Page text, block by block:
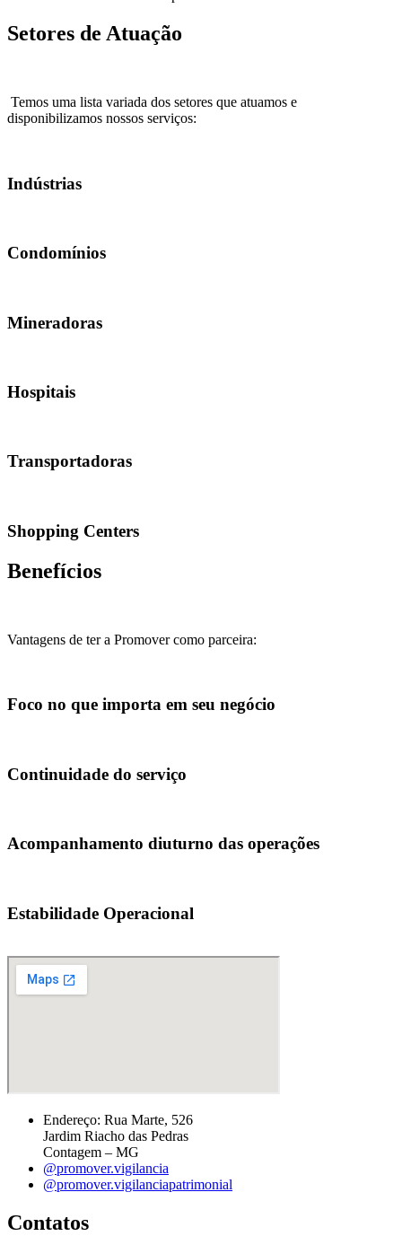
Setores de Atuação
Temos uma lista variada dos setores que atuamos e
disponibilizamos nossos serviços:
Indústrias
Condomínios
Mineradoras
Hospitais
Transportadoras
Shopping Centers
Benefícios
Vantagens de ter a Promover como parceira:
Foco no que importa em seu negócio
Continuidade do serviço
Acompanhamento diuturno das operações
Estabilidade Operacional
Endereço: Rua Marte, 526
Jardim Riacho das Pedras
Contagem – MG
@promover.vigilancia
@promover.vigilanciapatrimonial
Contatos